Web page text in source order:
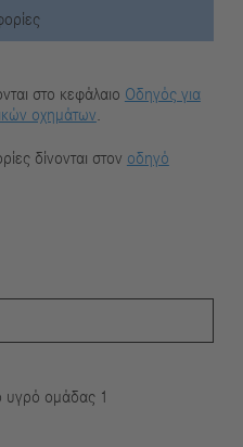
στο κεφάλαιο Οδηγός για
οχημάτων
δίνονται στον οδηγό
υγρό ομάδας 1